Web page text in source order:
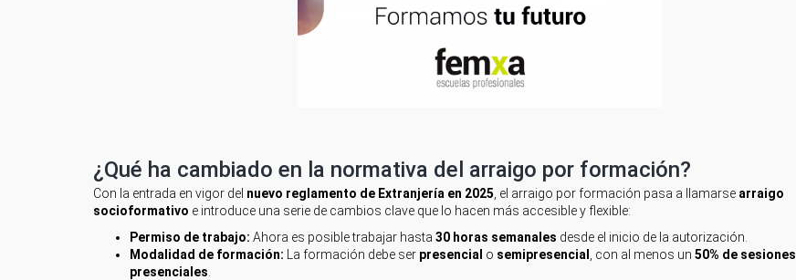
¿Qué ha cambiado en la normativa del arraigo por formación?
Con la entrada en vigor del nuevo reglamento de Extranjería en 2025 , el arraigo por formación pasa a llamarse arraigo
socioformativo e introduce una serie de cambios clave que lo hacen más accesible y flexible:
Permiso de trabajo: Ahora es posible trabajar hasta 30 horas semanales desde el inicio de la autorización.
Modalidad de formación: La formación debe ser presencial o semipresencial , con al menos un 50% de sesiones
presenciales